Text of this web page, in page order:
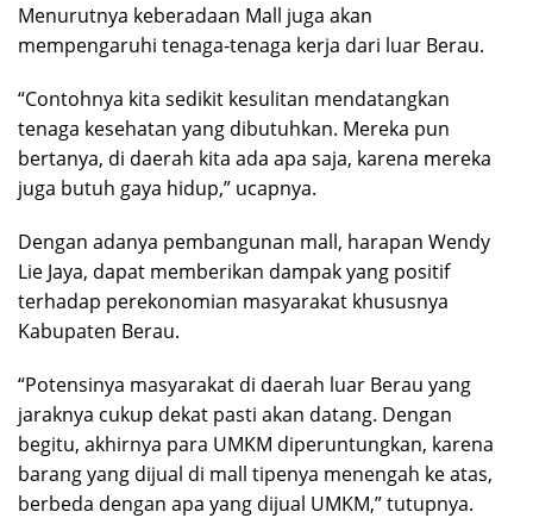
Menurutnya keberadaan Mall juga akan
mempengaruhi tenaga-tenaga kerja dari luar Berau.
“Contohnya kita sedikit kesulitan mendatangkan
tenaga kesehatan yang dibutuhkan. Mereka pun
bertanya, di daerah kita ada apa saja, karena mereka
juga butuh gaya hidup,” ucapnya.
Dengan adanya pembangunan mall, harapan Wendy
Lie Jaya, dapat memberikan dampak yang positif
terhadap perekonomian masyarakat khususnya
Kabupaten Berau.
“Potensinya masyarakat di daerah luar Berau yang
jaraknya cukup dekat pasti akan datang. Dengan
begitu, akhirnya para UMKM diperuntungkan, karena
barang yang dijual di mall tipenya menengah ke atas,
berbeda dengan apa yang dijual UMKM,” tutupnya.